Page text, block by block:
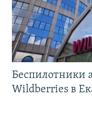
Беспилотники
Wildberries в